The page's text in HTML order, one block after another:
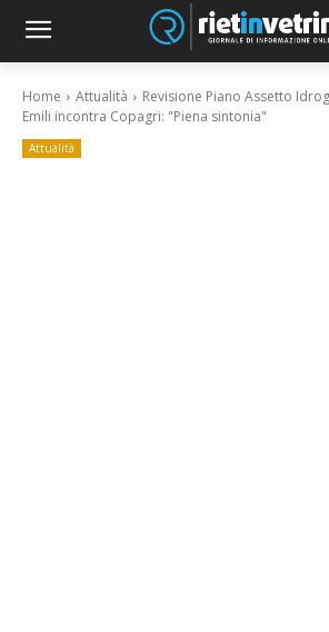
Home Attualità
Revisione Piano Assetto
Emili incontra Copagri: "Piena sintonia"
Attualità